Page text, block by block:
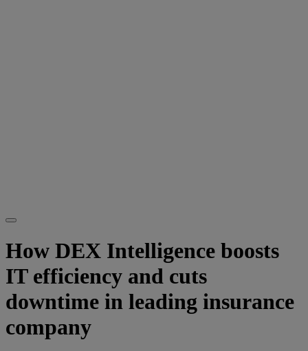
How DEX Intelligence boosts
IT efficiency and cuts
downtime in leading insurance
company